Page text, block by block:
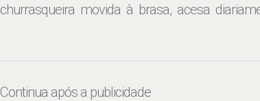
churrasqueira movida à brasa, acesa
Continua após a publicidade